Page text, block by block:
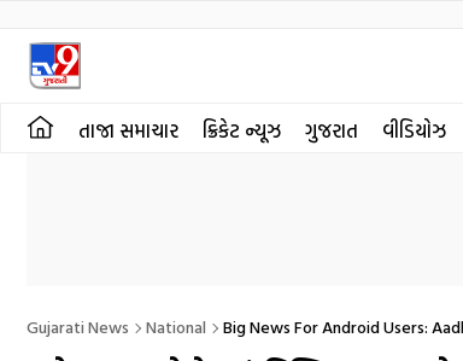
તાજા સમાચાર ક્રિકેટ ન્યૂઝ ગુજરાત વીડિયોઝ
Gujarati News National Big News For Android Users: